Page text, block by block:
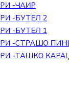
-ЧАИР
-БУТЕЛ 2
-БУТЕЛ 1
-СТРАШО
-ТАШКО